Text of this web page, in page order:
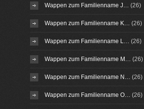
Wappen zum Familienname J… (26)
Wappen zum Familienname K… (26)
Wappen zum Familienname L… (26)
Wappen zum Familienname M… (26)
Wappen zum Familienname N… (26)
Wappen zum Familienname O… (26)